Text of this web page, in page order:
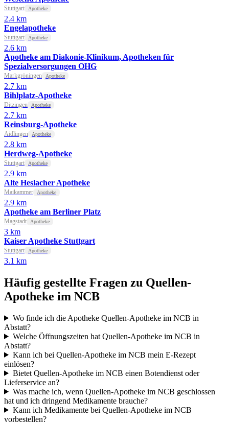
Stuttgart Apotheke
2.4 km
Engelapotheke
Stuttgart Apotheke
2.6 km
Apotheke am Diakonie-Klinikum, Apotheken für
Spezialversorgungen OHG
Markgröningen Apotheke
2.7 km
Bihlplatz-Apotheke
Ditzingen Apotheke
2.7 km
Reinsburg-Apotheke
Aidlingen Apotheke
2.8 km
Herdweg-Apotheke
Stuttgart Apotheke
2.9 km
Alte Heslacher Apotheke
Maikammer Apotheke
2.9 km
Apotheke am Berliner Platz
Magstadt Apotheke
3 km
Kaiser Apotheke Stuttgart
Stuttgart Apotheke
3.1 km
Häufig gestellte Fragen zu Quellen-
Apotheke im NCB
Wo finde ich die Apotheke Quellen-Apotheke im NCB in
Abstatt?
Welche Öffnungszeiten hat Quellen-Apotheke im NCB in
Abstatt?
Kann ich bei Quellen-Apotheke im NCB mein E-Rezept
einlösen?
Bietet Quellen-Apotheke im NCB einen Botendienst oder
Lieferservice an?
Was mache ich, wenn Quellen-Apotheke im NCB geschlossen
hat und ich dringend Medikamente brauche?
Kann ich Medikamente bei Quellen-Apotheke im NCB
vorbestellen?